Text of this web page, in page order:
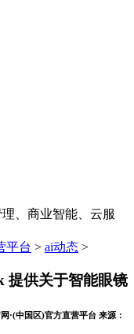
、商业智能、云服
平台 > ai动态 >
提供关于智能眼镜
·(中国区)官方直营平台 来源：